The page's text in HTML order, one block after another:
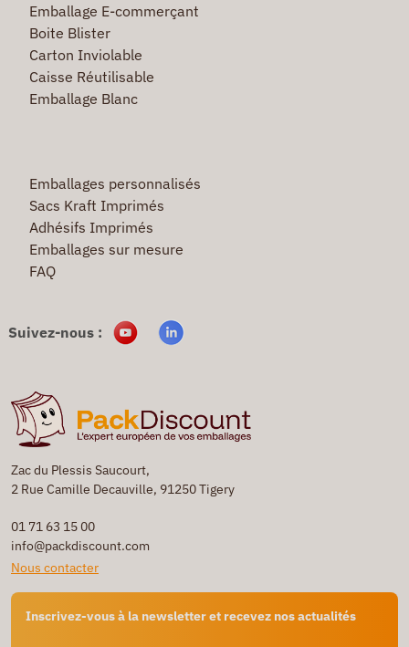
Zac du Plessis Saucourt,
2 Rue Camille Decauville, 91250 Tigery
01 71 63 15 00
info@packdiscount.com
Nous contacter
Inscrivez-vous à la newsletter et recevez nos actualités
Emballage E-commerçant
Boite Blister
Carton Inviolable
Caisse Réutilisable
Emballage Blanc
Emballages personnalisés
Sacs Kraft Imprimés
Adhésifs Imprimés
Emballages sur mesure
FAQ
Suivez-nous :